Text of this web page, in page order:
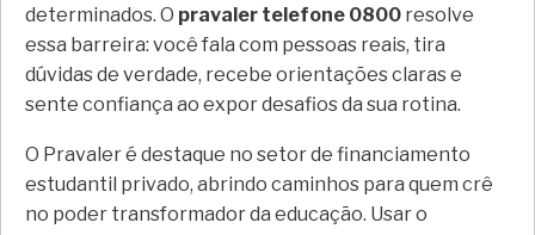
determinados. O pravaler telefone 0800 resolve
essa barreira: você fala com pessoas reais, tira
dúvidas de verdade, recebe orientações claras e
sente confiança ao expor desafios da sua rotina.
O Pravaler é destaque no setor de financiamento
estudantil privado, abrindo caminhos para quem crê
no poder transformador da educação. Usar o